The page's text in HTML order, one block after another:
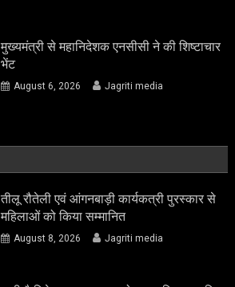
मुख्यमंत्री से महानिदेशक एनसीसी ने की शिष्टाचार
भेंट
August 6, 2026 Jagriti media
तीलू रौतेली एवं आंगनबाड़ी कार्यकत्री पुरस्कार से
महिलाओं को किया सम्मानित
August 8, 2026 Jagriti media